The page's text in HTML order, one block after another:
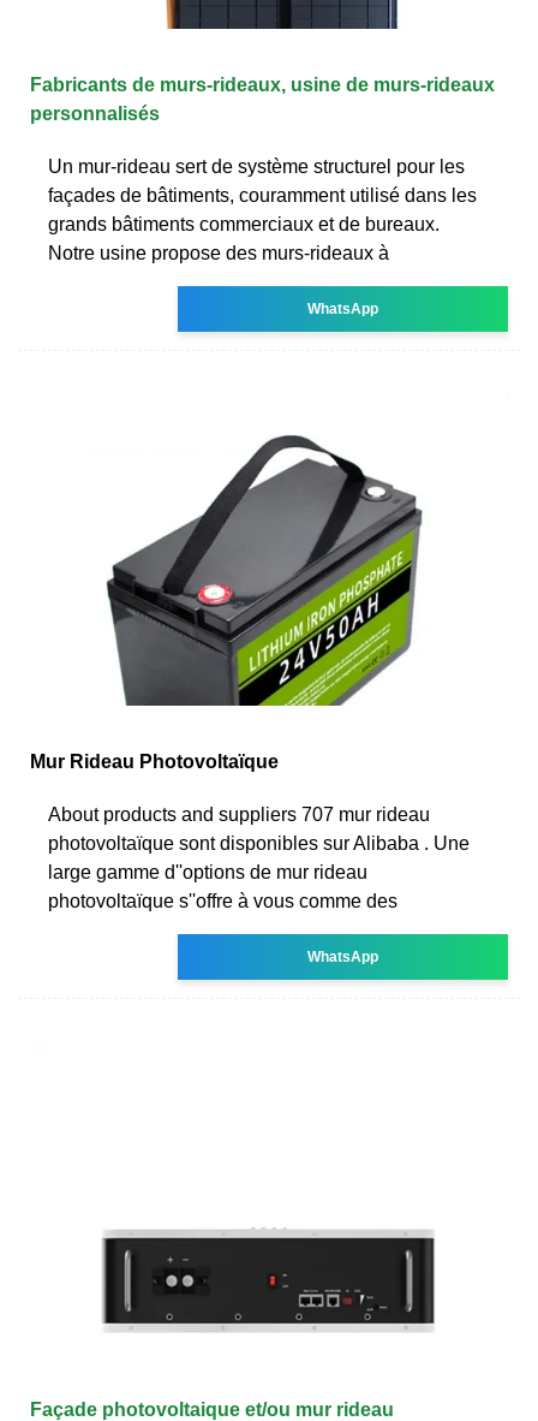
Fabricants de murs-rideaux, usine de murs-rideaux
personnalisés
Un mur-rideau sert de système structurel pour les
façades de bâtiments, couramment utilisé dans les
grands bâtiments commerciaux et de bureaux.
Notre usine propose des murs-rideaux à
WhatsApp
Mur Rideau Photovoltaïque
About products and suppliers 707 mur rideau
photovoltaïque sont disponibles sur Alibaba . Une
large gamme d''options de mur rideau
photovoltaïque s''offre à vous comme des
WhatsApp
Façade photovoltaique et/ou mur rideau